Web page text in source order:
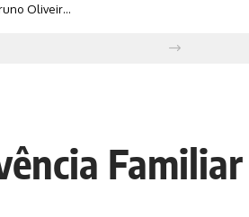
Bruno Oliveira retrata o cotidiano urbano por meio da fotografia em preto e branco
Familiar